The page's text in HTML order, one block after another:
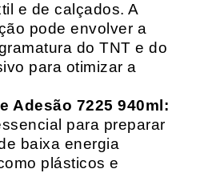
e de calçados. A
pode envolver a
do TNT e do
para otimizar a
Adesão 7225 940ml:
para preparar
baixa energia
plásticos e